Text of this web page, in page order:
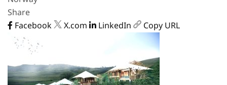
Share
Facebook
X.com LinkedIn Copy URL